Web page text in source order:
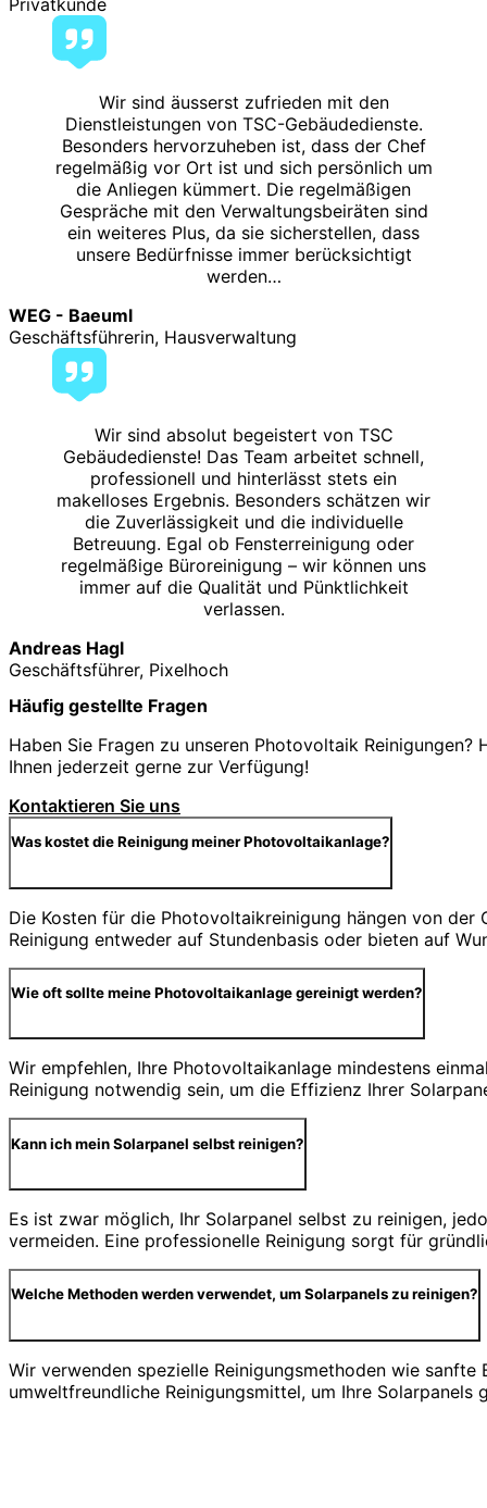
Wir sind äusserst zufrieden mit den
Dienstleistungen von TSC-Gebäudedienste.
Besonders hervorzuheben ist, dass der Chef
regelmäßig vor Ort ist und sich persönlich um
die Anliegen kümmert. Die regelmäßigen
Gespräche mit den Verwaltungsbeiräten sind
ein weiteres Plus, da sie sicherstellen, dass
unsere Bedürfnisse immer berücksichtigt
werden…
WEG - Baeuml
Geschäftsführerin, Hausverwaltung
Wir sind absolut begeistert von TSC
Gebäudedienste! Das Team arbeitet schnell,
professionell und hinterlässt stets ein
makelloses Ergebnis. Besonders schätzen wir
die Zuverlässigkeit und die individuelle
Betreuung. Egal ob Fensterreinigung oder
regelmäßige Büroreinigung – wir können uns
immer auf die Qualität und Pünktlichkeit
verlassen.
Andreas Hagl
Geschäftsführer, Pixelhoch
Häufig gestellte Fragen
Haben Sie Fragen zu unseren Photovoltaik
Ihnen jederzeit gerne zur Verfügung!
Kontaktieren Sie uns
Was kostet die Reinigung meiner Photovoltaikanlage?
Die Kosten für die Photovoltaikreinigung hängen von
Reinigung entweder auf Stundenbasis oder bieten auf
Wie oft sollte meine Photovoltaikanlage gereinigt werden?
Wir empfehlen, Ihre Photovoltaikanlage mindestens
Reinigung notwendig sein, um die Effizienz Ihrer
Kann ich mein Solarpanel selbst reinigen?
Es ist zwar möglich, Ihr Solarpanel selbst zu reinigen,
vermeiden. Eine professionelle Reinigung sorgt für
Welche Methoden werden verwendet, um Solarpanels zu reinigen?
Wir verwenden spezielle Reinigungsmethoden wie
umweltfreundliche Reinigungsmittel, um Ihre